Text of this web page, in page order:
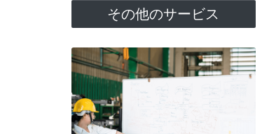
その他のサービス